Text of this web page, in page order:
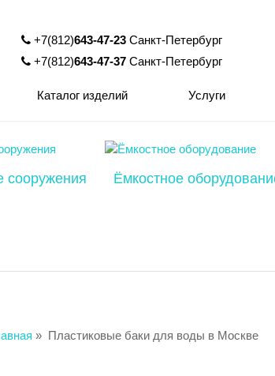
+7(812)643-47-23 Санкт-Петербург
+7(812)643-47-37 Санкт-Петербург
Каталог изделий Услуги
сооружения Ёмкостное
» Пластиковые баки для воды в Москве